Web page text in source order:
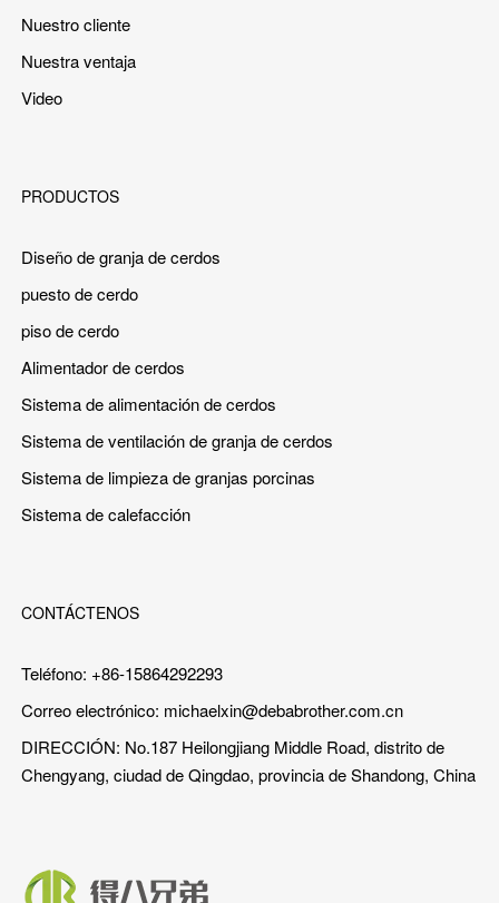
Nuestro cliente
Nuestra ventaja
Video
PRODUCTOS
Diseño de granja de cerdos
puesto de cerdo
piso de cerdo
Alimentador de cerdos
Sistema de alimentación de cerdos
Sistema de ventilación de granja de cerdos
Sistema de limpieza de granjas porcinas
Sistema de calefacción
CONTÁCTENOS
Teléfono: +86-15864292293
Correo electrónico: michaelxin@debabrother.com.cn
DIRECCIÓN: No.187 Heilongjiang Middle Road, distrito de
Chengyang, ciudad de Qingdao, provincia de Shandong, China